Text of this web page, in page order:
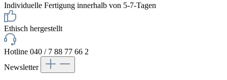
Individuelle Fertigung innerhalb von 5-7-Tagen
Ethisch hergestellt
Hotline 040 / 7 88 77 66 2
Newsletter